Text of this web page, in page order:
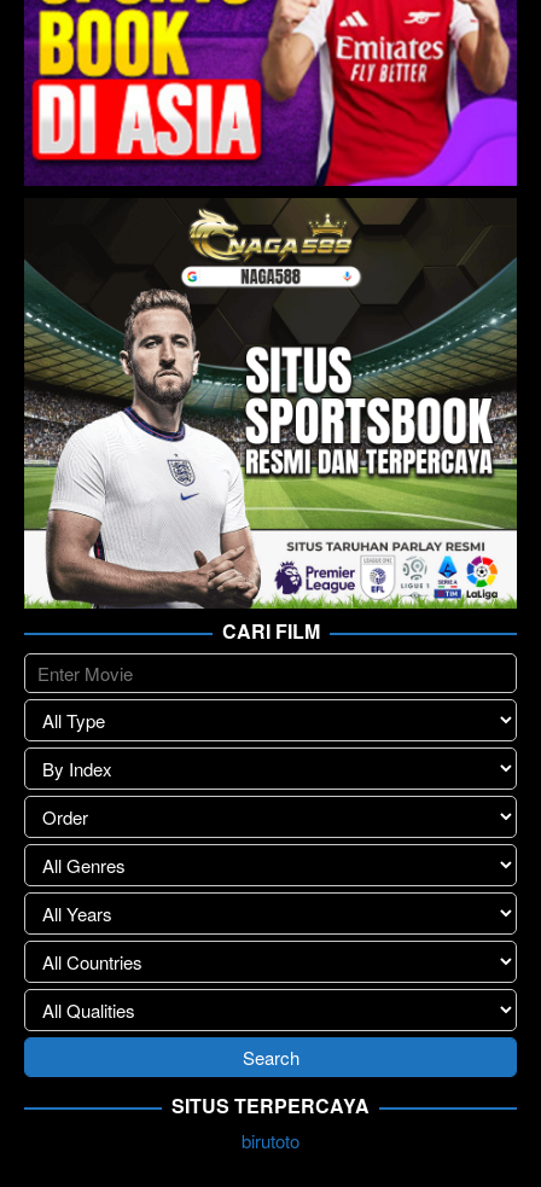
CARI FILM
SITUS TERPERCAYA
birutoto